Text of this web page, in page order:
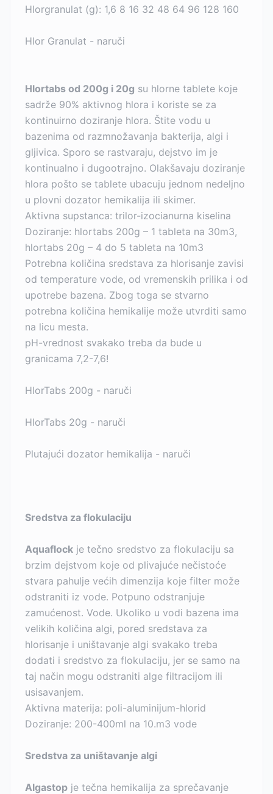
Hlorgranulat (g): 1,6 8 16 32 48 64 96 128 160
Hlor Granulat - naruči
Hlortabs od 200g i 20g su hlorne tablete koje
sadrže 90% aktivnog hlora i koriste se za
kontinuirno doziranje hlora. Štite vodu u
bazenima od razmnožavanja bakterija, algi i
gljivica. Sporo se rastvaraju, dejstvo im je
kontinualno i dugootrajno. Olakšavaju doziranje
hlora pošto se tablete ubacuju jednom nedeljno
u plovni dozator hemikalija ili skimer.
Aktivna supstanca: trilor-izocianurna kiselina
Doziranje: hlortabs 200g – 1 tableta na 30m3,
hlortabs 20g – 4 do 5 tableta na 10m3
Potrebna količina sredstava za hlorisanje zavisi
od temperature vode, od vremenskih prilika i od
upotrebe bazena. Zbog toga se stvarno
potrebna količina hemikalije može utvrditi samo
na licu mesta.
pH-vrednost svakako treba da bude u
granicama 7,2-7,6!
HlorTabs 200g - naruči
HlorTabs 20g - naruči
Plutajući dozator hemikalija - naruči
Sredstva za flokulaciju
Aquaflock je tečno sredstvo za flokulaciju sa
brzim dejstvom koje od plivajuće nečistoće
stvara pahulje većih dimenzija koje filter može
odstraniti iz vode. Potpuno odstranjuje
zamućenost. Vode. Ukoliko u vodi bazena ima
velikih količina algi, pored sredstava za
hlorisanje i uništavanje algi svakako treba
dodati i sredstvo za flokulaciju, jer se samo na
taj način mogu odstraniti alge filtracijom ili
usisavanjem.
Aktivna materija: poli-aluminijum-hlorid
Doziranje: 200-400ml na 10.m3 vode
Sredstva za uništavanje algi
Algastop je tečna hemikalija za sprečavanje